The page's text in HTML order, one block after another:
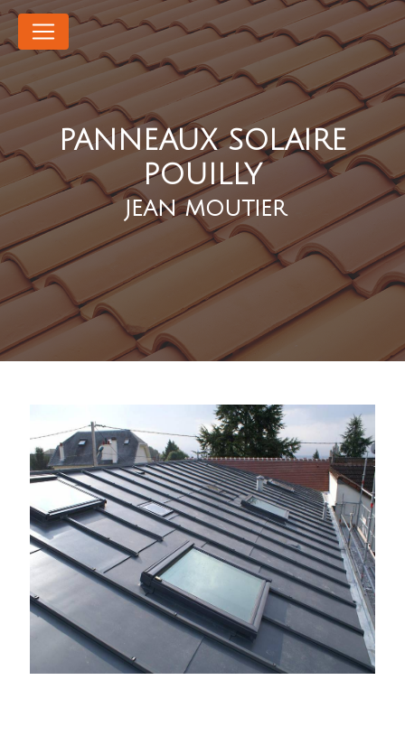
PANNEAUX SOLAIRE
POUILLY
JEAN MOUTIER
Panneau de gestion des cookies